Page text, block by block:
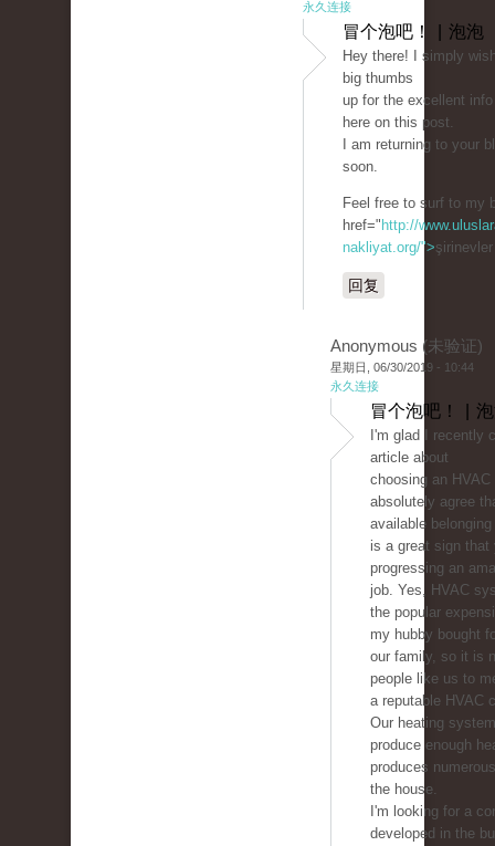
永久连接
冒个泡吧！ | 泡泡
Hey there! I simply
big thumbs
up for the excellent
here on this post.
I am returning to your
soon.
Feel free to surf to my
href=" http://
nakliyat.org/">
回复
Anonymous (未验证)
星期日, 06/30/2019 - 10:44
永久连接
冒个泡吧！ |
I'm glad I recently
article about
choosing an
absolutely agree
available
is a great sign
progressing an
job. Yes, HVAC
the popular
my hubby bought
our family, so it is
people like us to
a reputable HVAC
Our heating
produce enough
produces
the house.
I'm looking for a
developed in the